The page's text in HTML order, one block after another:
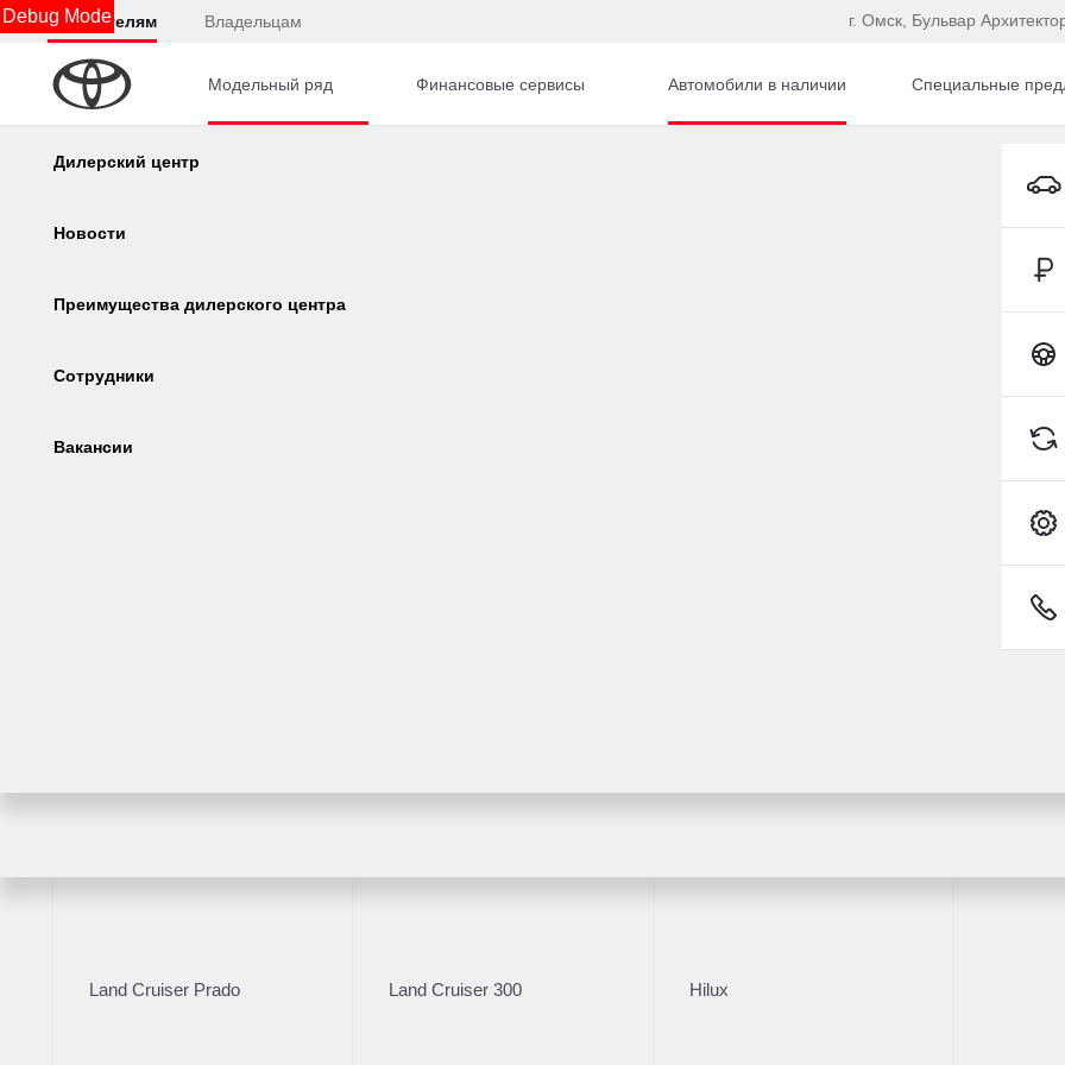
Debug Mode
Покупателям Владельцам г. Омск, Бульвар
Модельный ряд
Land Cruiser Prado Land Cruiser 300 Hilux
Финансовые сервисы
Калькулятор
Консультация по кредиту
Онлайн-одобрение
Обзор раздела
Автомобили в наличии Специальные
Дилерский центр
Новости
Преимущества дилерского центра
Сотрудники
Вакансии
Toyota Land Cruiser 2011